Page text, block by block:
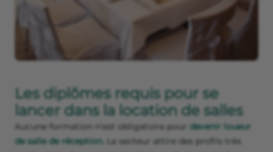
Les diplômes requis pour se
lancer dans la location de salles
Aucune formation n’est obligatoire pour devenir loueur
de salle de réception. Le secteur attire des profils très